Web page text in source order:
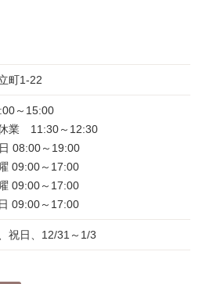
町1-22
～15:00
～12:30
08:00～19:00
～17:00
～17:00
～17:00
祝日、12/31～1/3